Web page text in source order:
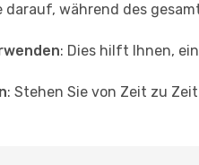
darauf, während des
: Dies hilft Ihnen,
: Stehen Sie von Zeit zu